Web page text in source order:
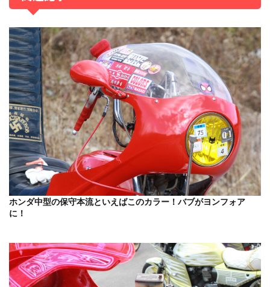
ホンダ中型の保守本流といえばこのカラー！バブがヨンフォア
に！